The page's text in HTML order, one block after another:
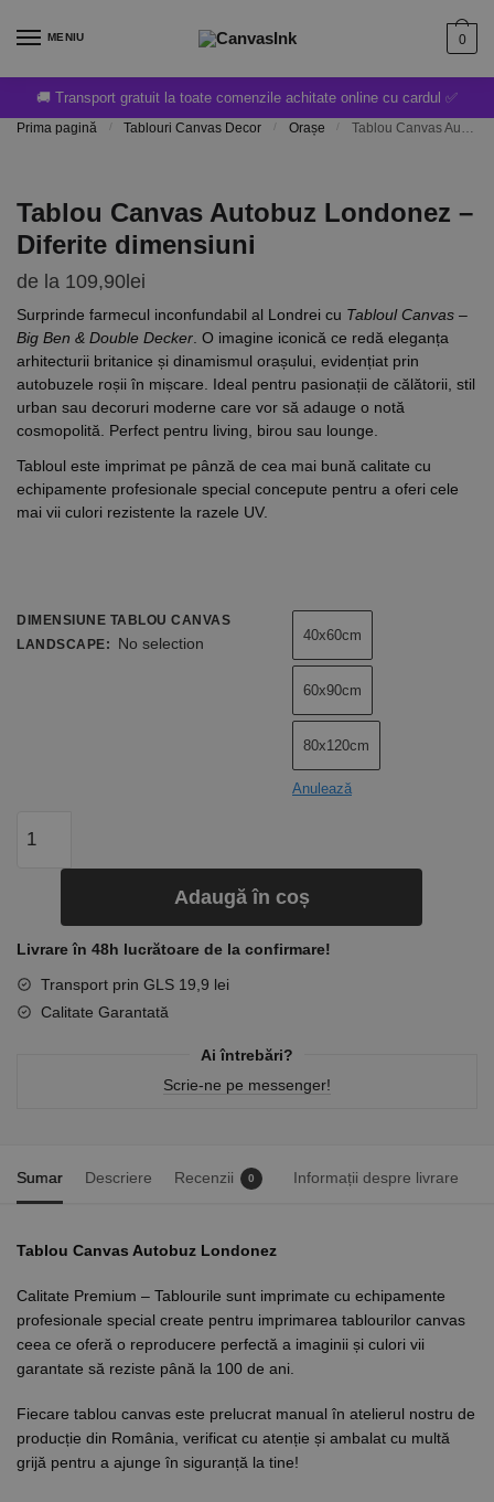
MENIU 0
🚚 Transport gratuit la toate comenzile achitate online cu cardul ✅
Prima pagină / Tablouri Canvas Decor / Orașe / Tablou Canvas Autobuz Londonez – Diferite dimensiuni
Tablou Canvas Autobuz Londonez –
Diferite dimensiuni
de la 109,90lei
Surprinde farmecul inconfundabil al Londrei cu Tabloul Canvas –
Big Ben & Double Decker . O imagine iconică ce redă eleganța
arhitecturii britanice și dinamismul orașului, evidențiat prin
autobuzele roșii în mișcare. Ideal pentru pasionații de călătorii, stil
urban sau decoruri moderne care vor să adauge o notă
cosmopolită. Perfect pentru living, birou sau lounge.
Tabloul este imprimat pe pânză de cea mai bună calitate cu
echipamente profesionale special concepute pentru a oferi cele
mai vii culori rezistente la razele UV.
DIMENSIUNE TABLOU CANVAS
LANDSCAPE: No selection 40x60cm
60x90cm
80x120cm
Anulează
Adaugă în coș
Livrare în 48h lucrătoare de la confirmare!
Transport prin GLS 19,9 lei
Calitate Garantată
Ai întrebări?
Scrie-ne pe messenger!
Sumar Descriere Recenzii 0 Informații despre livrare
Tablou Canvas Autobuz Londonez
Calitate Premium – Tablourile sunt imprimate cu echipamente
profesionale special create pentru imprimarea tablourilor canvas
ceea ce oferă o reproducere perfectă a imaginii și culori vii
garantate să reziste până la 100 de ani.
Fiecare tablou canvas este prelucrat manual în atelierul nostru de
producție din România, verificat cu atenție și ambalat cu multă
grijă pentru a ajunge în siguranță la tine!